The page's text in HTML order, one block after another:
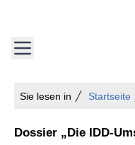
Sie lesen in Startseite
Dossier „Die IDD-